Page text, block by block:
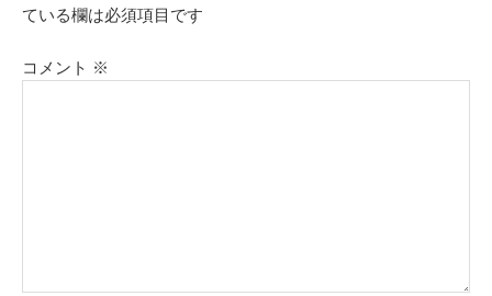
ている欄は必須項目です
コメント ※